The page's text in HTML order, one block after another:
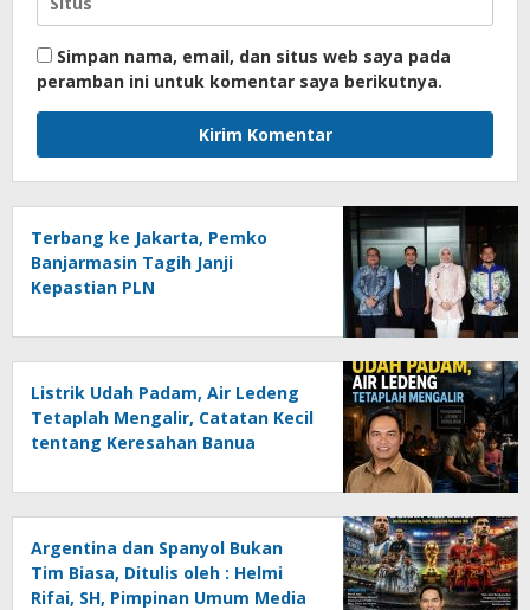
Simpan nama, email, dan situs web saya pada
peramban ini untuk komentar saya berikutnya.
Terbang ke Jakarta, Pemko
Banjarmasin Tagih Janji
Kepastian PLN
Listrik Udah Padam, Air Ledeng
Tetaplah Mengalir, Catatan Kecil
tentang Keresahan Banua
Ancaman Lingkungan, Oleh :
Helmi Rifai, SH
Argentina dan Spanyol Bukan
Tim Biasa, Ditulis oleh : Helmi
Rifai, SH, Pimpinan Umum Media